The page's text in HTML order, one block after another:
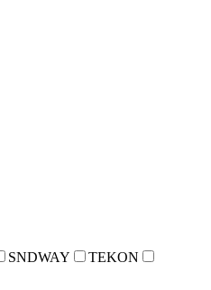
SNDWAY
TEKON